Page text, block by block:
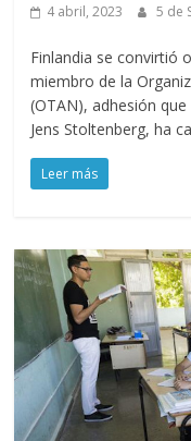
4 abril, 2023 5 de
Finlandia se convirtió
miembro de la
(OTAN), adhesión
Jens Stoltenberg, ha
Leer más